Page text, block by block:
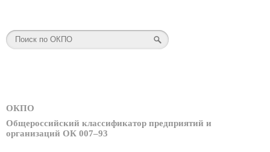
ОКПО
Общероссийский классификатор предприятий и
организаций ОК 007–93